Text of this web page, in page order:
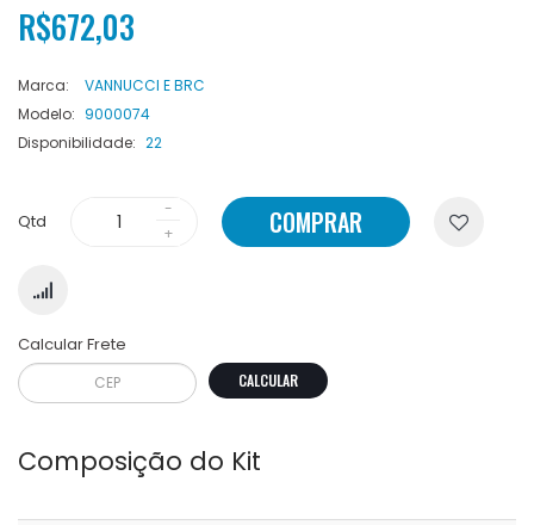
R$672,03
Marca:
VANNUCCI E BRC
Modelo: 9000074
Disponibilidade: 22
Qtd COMPRAR
Calcular Frete
CALCULAR
Composição do Kit